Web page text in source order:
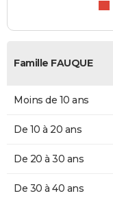
Famille FAUQUE
Moins de 10 ans
De 10 à 20 ans
De 20 à 30 ans
De 30 à 40 ans